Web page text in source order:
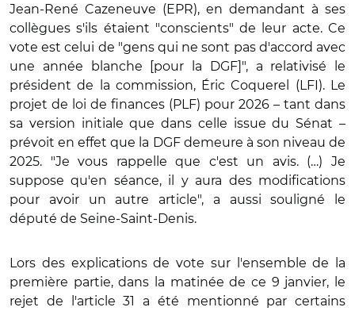
Jean-René Cazeneuve (EPR), en demandant à ses
collègues s'ils étaient "conscients" de leur acte. Ce
vote est celui de "gens qui ne sont pas d'accord avec
une année blanche [pour la DGF]", a relativisé le
président de la commission, Éric Coquerel (LFI). Le
projet de loi de finances (PLF) pour 2026 – tant dans
sa version initiale que dans celle issue du Sénat –
prévoit en effet que la DGF demeure à son niveau de
2025. "Je vous rappelle que c'est un avis. (…) Je
suppose qu'en séance, il y aura des modifications
pour avoir un autre article", a aussi souligné le
député de Seine-Saint-Denis.
Lors des explications de vote sur l'ensemble de la
première partie, dans la matinée de ce 9 janvier, le
rejet de l'article 31 a été mentionné par certains